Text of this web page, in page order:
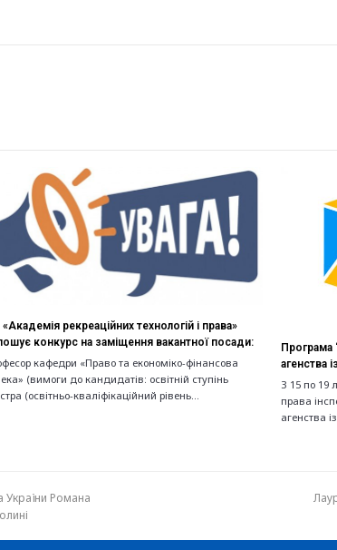
рекреаційних технологій і права»
конкурс на заміщення вакантної посади:
кафедри «Право та економіко-фінансова
(вимоги до кандидатів: освітній ступінь
(освітньо-кваліфікаційний рівень…
Програма
агенства
З 15 по 19
права
агенства
України Романа